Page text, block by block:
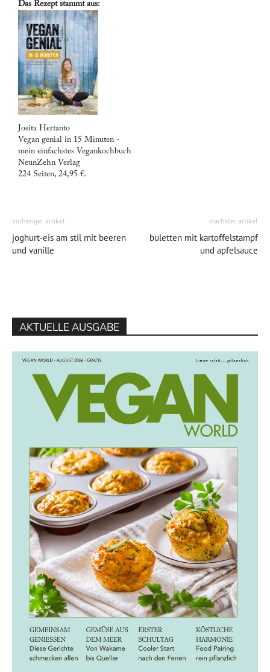
Das Rezept stammt aus:
Josita Hertanto
Vegan genial in 15 Minuten -
mein einfachstes Vegankochbuch
NeunZehn Verlag
224 Seiten, 24,95 €.
vorheriger artikel
joghurt-eis am stil mit beeren
und vanille
nächster artikel
buletten mit kartoffelstampf
und apfelsauce
AKTUELLE AUSGABE